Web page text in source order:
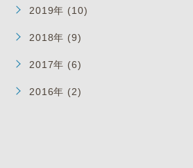
2019年 (10)
2018年 (9)
2017年 (6)
2016年 (2)